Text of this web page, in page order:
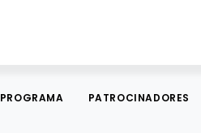
PROGRAMA PATROCINADORES